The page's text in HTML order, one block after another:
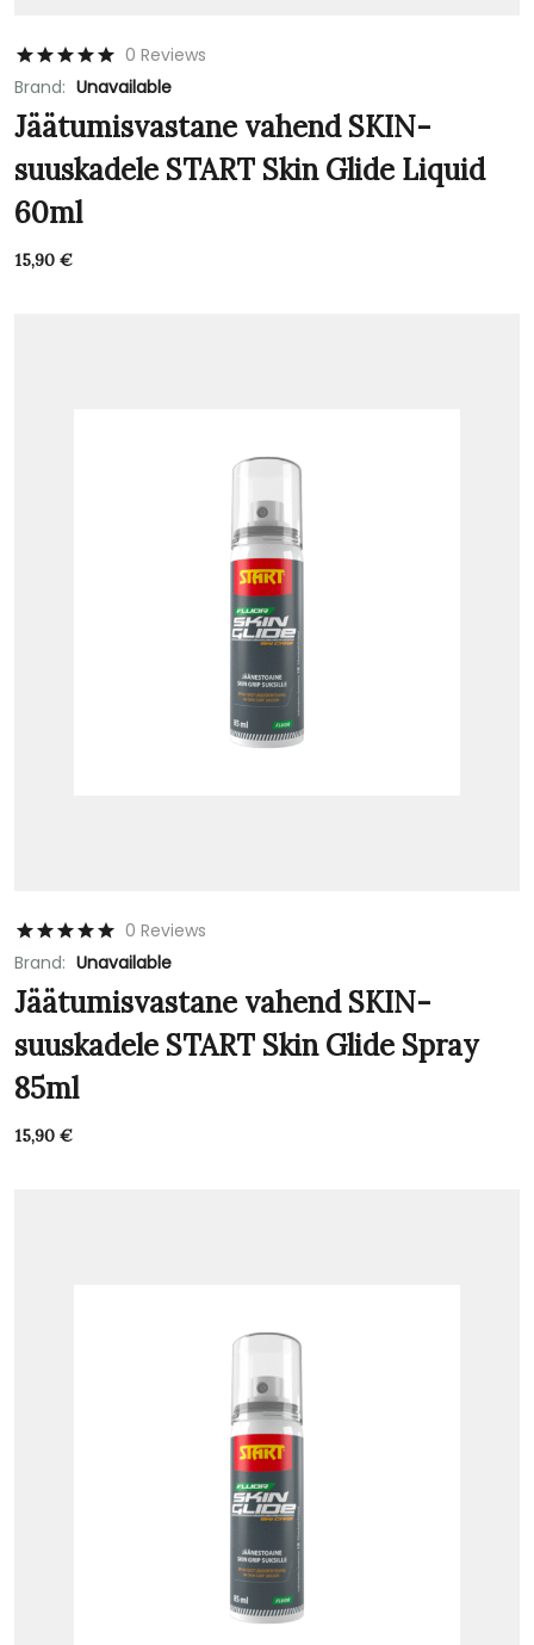
0 Reviews
Brand: Unavailable
Jäätumisvastane vahend SKIN-
suuskadele START Skin Glide Liquid
60ml
15,90 €
0 Reviews
Brand: Unavailable
Jäätumisvastane vahend SKIN-
suuskadele START Skin Glide Spray
85ml
15,90 €